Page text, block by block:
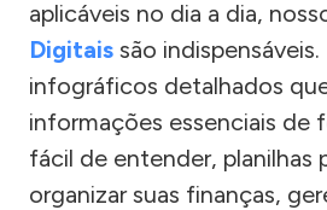
aplicáveis no dia a dia,
Digitais são
infográficos detalhados
informações essenciais de
fácil de entender, planilhas
organizar suas finanças,